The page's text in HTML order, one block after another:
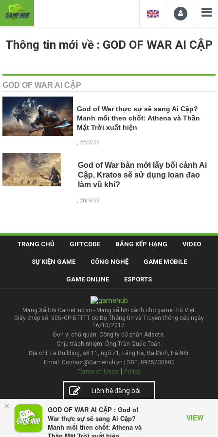
×
GOD OF WAR AI CẬP : God of
War thực sự sẽ sang Ai Cập?
Manh mối then chốt: Athena và
VIEW
Thông tin mới về : GOD OF WAR AI CẬP
GOD OF WAR AI CẬP
God of War thực sự sẽ sang Ai Cập?
Manh mối then chốt: Athena và Thần
Mặt Trời xuất hiện
, 22/2/26
God of War bản mới lấy bối cảnh Ai
Cập, Kratos sẽ sử dụng loan đao
làm vũ khí?
, 20/9/25
TRANG CHỦ GIFTCODE BẢNG XẾP HẠNG VIDEO
SỰ KIỆN GAME CÔNG NGHỆ GAME MOBILE
GAME ONLINE ESPORTS
Mạng Xã Hội GameHub.vn - Mạng xã hội dành cho game thủ Việt.
Giấy phép số: 505/GP-BTTTT do Bộ Thông tin và Truyền thông cấp ngày
16/10/2017.
Đơn vị chủ quản: Công ty cổ phần Adsota.
Chịu trách nhiệm: Ông Trần Quốc Toản.
Địa chỉ: Le Building, số 11, ngõ 71, Láng Hạ, Ba Đình, Hà Nội.
Email: Contact@Gamehub.vn | SĐT: 0975730600
Terms of Uses | Policy
Liên hệ đăng bài